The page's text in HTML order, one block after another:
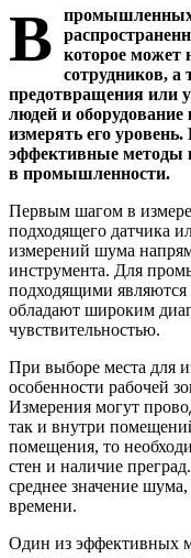
В
промышленных
которое может
сотрудников, а
предотвращения или
людей и
измерять его
эффективные методы
в промышленности.
Первым шагом в
подходящего датчика
измерений шума
инструмента. Для
подходящими
обладают широким
чувствительностью.
При выборе места для
особенности рабочей
Измерения могут
так и внутри
помещения, то
стен и наличие
среднее значение
времени.
Один из эффективных